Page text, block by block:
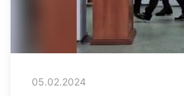
05.02.2024